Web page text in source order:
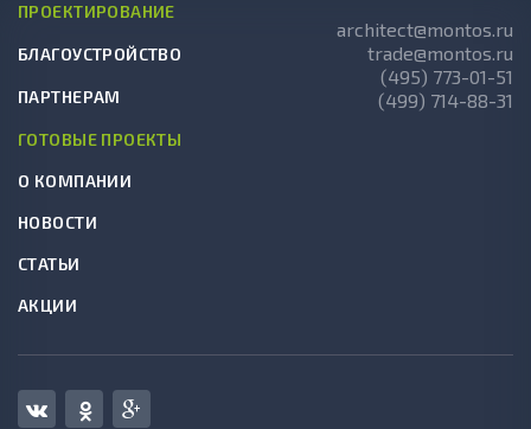
ПРОЕКТИРОВАНИЕ
БЛАГОУСТРОЙСТВО
ПАРТНЕРАМ
ГОТОВЫЕ ПРОЕКТЫ
О КОМПАНИИ
НОВОСТИ
СТАТЬИ
АКЦИИ
architect@montos.ru
trade@montos.ru
(495) 773-01-51
(499) 714-88-31